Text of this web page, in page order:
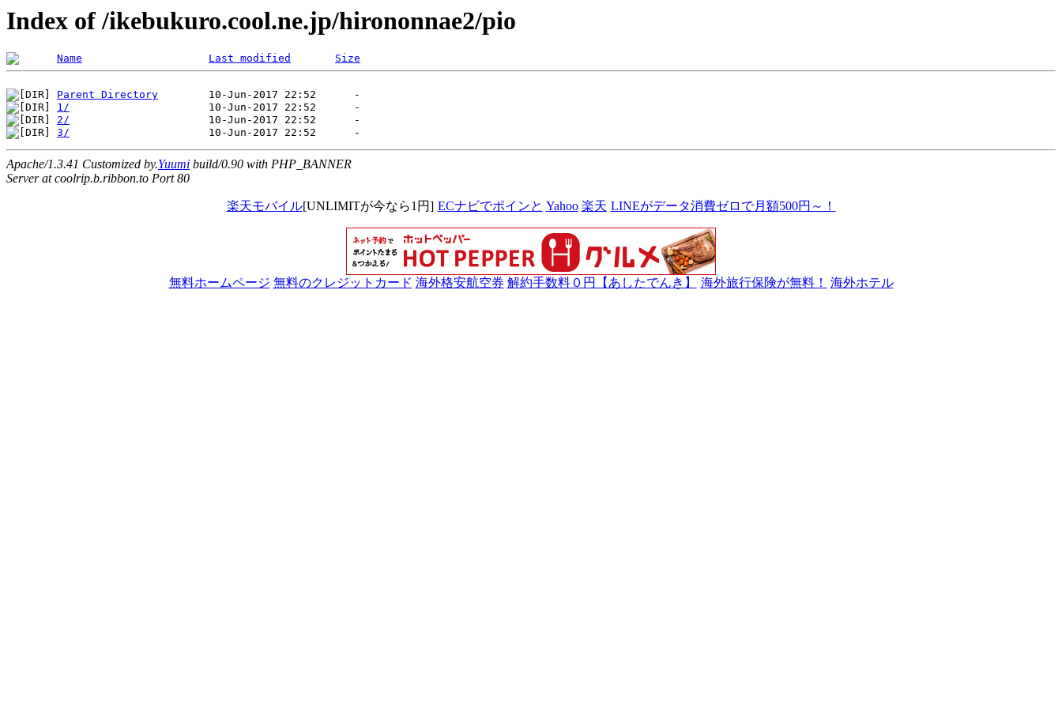
Index of /ikebukuro.cool.ne.jp/hirononnae2/pio
Name Last modified Size
Parent Directory
1/
2/
3/
Apache/1.3.41 Customized by.Yuumi build/0.90 with PHP_BANNER
Server at coolrip.b.ribbon.to Port 80
楽天モバイル[UNLIMITが今なら1円] ECナビでポインと Yahoo 楽天 LINEがデータ消費ゼロで月額500円～！
無料ホームページ 無料のクレジットカード 海外格安航空券 解約手数料０円【あしたでんき】 海外旅行保険が無料！ 海外ホテル